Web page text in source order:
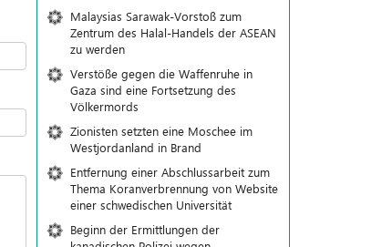
Malaysias Sarawak-Vorstoß zum
Zentrum des Halal-Handels der ASEAN
zu werden
Verstöße gegen die Waffenruhe in
Gaza sind eine Fortsetzung des
Völkermords
Zionisten setzten eine Moschee im
Westjordanland in Brand
Entfernung einer Abschlussarbeit zum
Thema Koranverbrennung von Website
einer schwedischen Universität
Beginn der Ermittlungen der